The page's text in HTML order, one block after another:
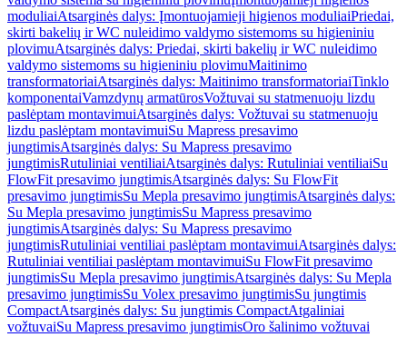
moduliaiAtsarginės dalys: Įmontuojamieji higienos moduliaiPriedai,
skirti bakelių ir WC nuleidimo valdymo sistemoms su higieniniu
plovimuAtsarginės dalys: Priedai, skirti bakelių ir WC nuleidimo
valdymo sistemoms su higieniniu plovimuMaitinimo
transformatoriaiAtsarginės dalys: Maitinimo transformatoriaiTinklo
komponentaiVamzdynų armatūrosVožtuvai su statmenuoju lizdu
paslėptam montavimuiAtsarginės dalys: Vožtuvai su statmenuoju
lizdu paslėptam montavimuiSu Mapress presavimo
jungtimisAtsarginės dalys: Su Mapress presavimo
jungtimisRutuliniai ventiliaiAtsarginės dalys: Rutuliniai ventiliaiSu
FlowFit presavimo jungtimisAtsarginės dalys: Su FlowFit
presavimo jungtimisSu Mepla presavimo jungtimisAtsarginės dalys:
Su Mepla presavimo jungtimisSu Mapress presavimo
jungtimisAtsarginės dalys: Su Mapress presavimo
jungtimisRutuliniai ventiliai paslėptam montavimuiAtsarginės dalys:
Rutuliniai ventiliai paslėptam montavimuiSu FlowFit presavimo
jungtimisSu Mepla presavimo jungtimisAtsarginės dalys: Su Mepla
presavimo jungtimisSu Volex presavimo jungtimisSu jungtimis
CompactAtsarginės dalys: Su jungtimis CompactAtgaliniai
vožtuvaiSu Mapress presavimo jungtimisOro šalinimo vožtuvai